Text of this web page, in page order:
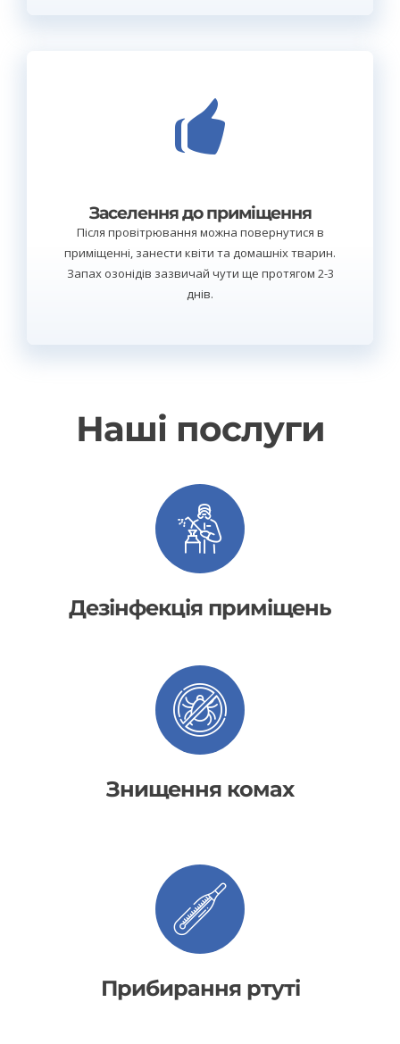
Заселення до приміщення
Після провітрювання можна повернутися в
приміщенні, занести квіти та домашніх тварин.
Запах озонідів зазвичай чути ще протягом 2-3
днів.
Наші послуги
Дезінфекція приміщень
Знищення комах
Прибирання ртуті